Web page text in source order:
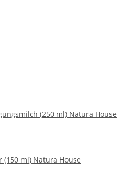
(250 ml) Natura House